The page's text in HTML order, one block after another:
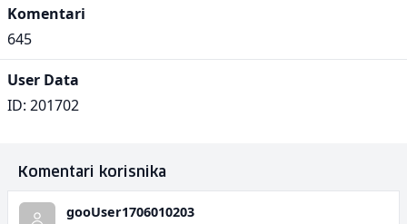
Komentari
645
User Data
ID: 201702
Komentari korisnika
gooUser1706010203